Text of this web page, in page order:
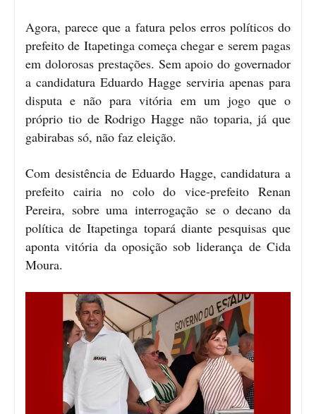
Agora, parece que a fatura pelos erros políticos do
prefeito de Itapetinga começa chegar e serem pagas
em dolorosas prestações. Sem apoio do governador
a candidatura Eduardo Hagge serviria apenas para
disputa e não para vitória em um jogo que o
próprio tio de Rodrigo Hagge não toparia, já que
gabirabas só, não faz eleição.
Com desistência de Eduardo Hagge, candidatura a
prefeito cairia no colo do vice-prefeito Renan
Pereira, sobre uma interrogação se o decano da
política de Itapetinga topará diante pesquisas que
aponta vitória da oposição sob liderança de Cida
Moura.